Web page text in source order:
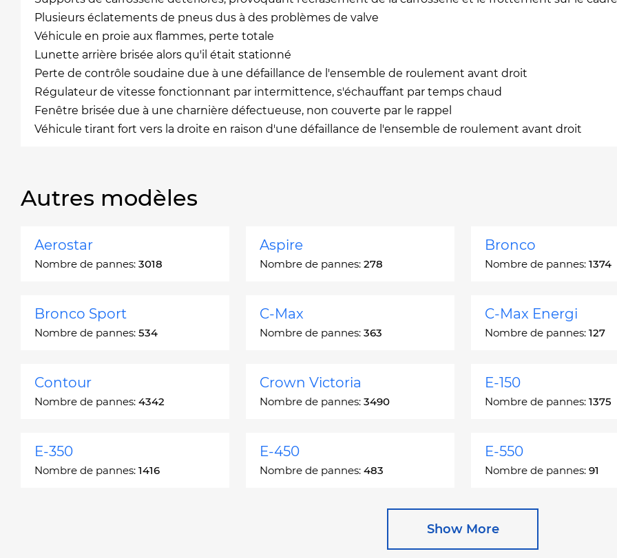
Plusieurs éclatements de pneus dus à des problèmes de valve
Véhicule en proie aux flammes, perte totale
Lunette arrière brisée alors qu'il était stationné
Perte de contrôle soudaine due à une défaillance de l'ensemble de roulement avant droit
Régulateur de vitesse fonctionnant par intermittence, s'échauffant par temps chaud
Fenêtre brisée due à une charnière défectueuse, non couverte par le rappel
Véhicule tirant fort vers la droite en raison d'une défaillance de l'ensemble de roulement avant droit
Autres modèles
Aerostar
Nombre de pannes: 3018
Aspire
Nombre de pannes: 278
Bronco
Nombre de pannes: 1374
Bronco Sport
Nombre de pannes: 534
C-Max
Nombre de pannes: 363
C-Max Energi
Nombre de pannes: 127
Contour
Nombre de pannes: 4342
Crown Victoria
Nombre de pannes: 3490
E-150
Nombre de pannes: 1375
E-350
Nombre de pannes: 1416
E-450
Nombre de pannes: 483
E-550
Nombre de pannes: 91
Show More